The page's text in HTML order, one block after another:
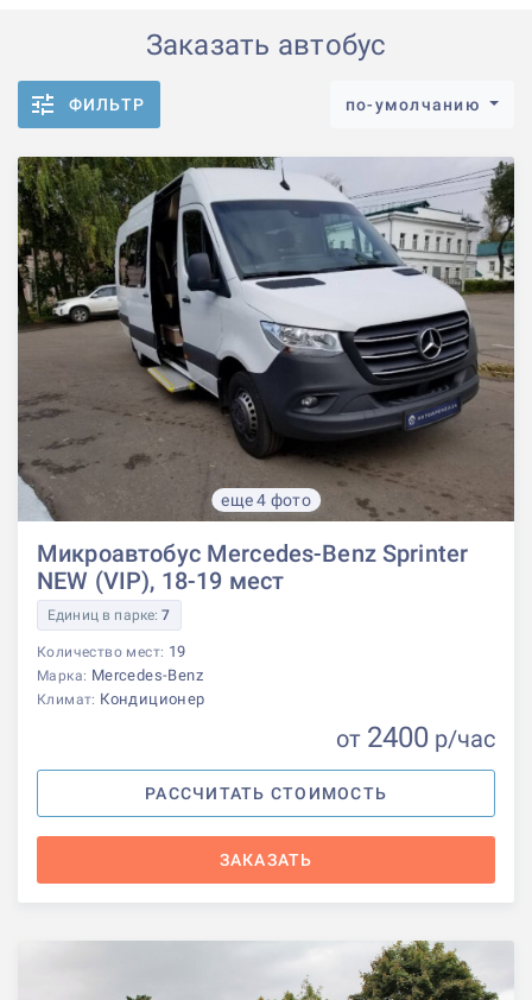
Заказать автобус
ФИЛЬТР по-умолчанию
еще 4 фото
Микроавтобус Mercedes-Benz Sprinter
NEW (VIP), 18-19 мест
Единиц в парке:7
Количество мест: 19
Марка: Mercedes-Benz
Климат: Кондиционер
от 2400 р/час
РАССЧИТАТЬ СТОИМОСТЬ
ЗАКАЗАТЬ